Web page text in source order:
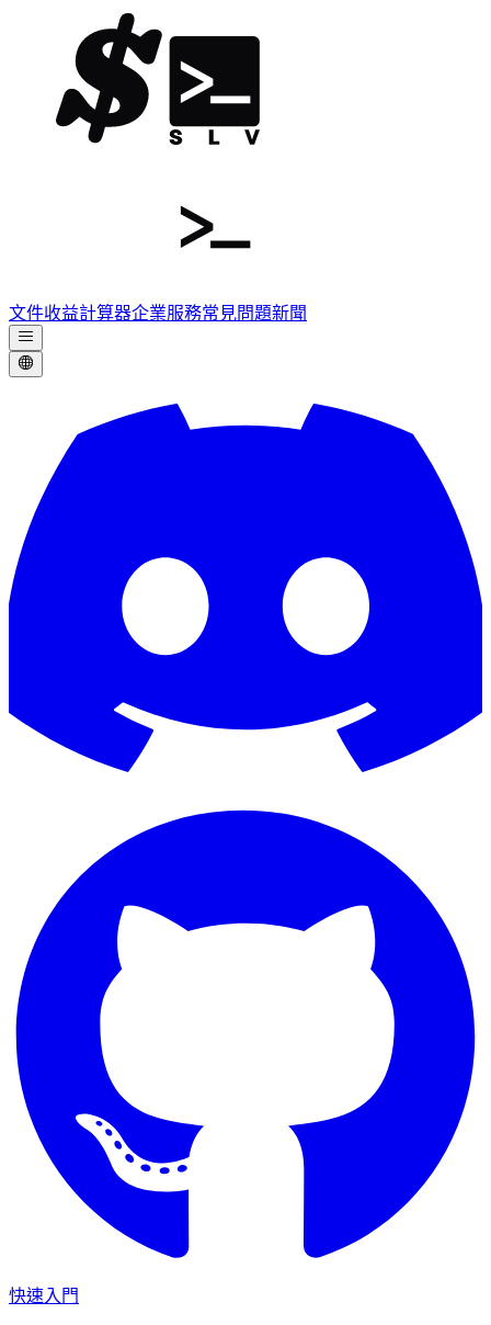
文件收益計算器企業服務常見問題新聞
快速入門